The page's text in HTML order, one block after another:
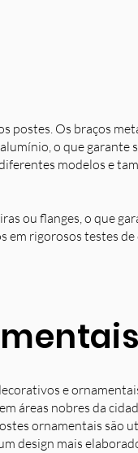
postes. Os braços
o que garante
modelos e
ou flanges, o que
em rigorosos testes
e
áreas nobres da
ornamentais são
design mais